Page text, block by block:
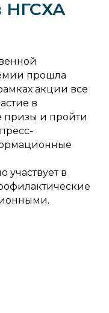
НГСХА
прошла
акции все
в
призы и пройти
участвует в